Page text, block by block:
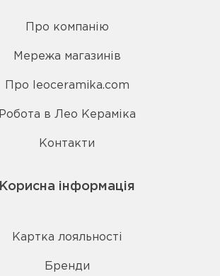
Про компанію
Мережа магазинів
Про leoceramika.com
Робота в Лео Кераміка
Контакти
Корисна інформація
Картка лояльності
Бренди